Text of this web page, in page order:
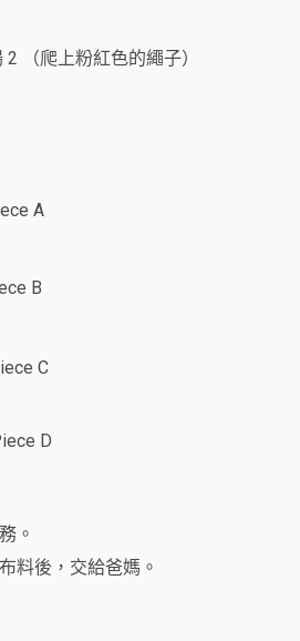
（爬上粉紅色的繩子）
A
B
C
D
。
料後，交給爸媽。